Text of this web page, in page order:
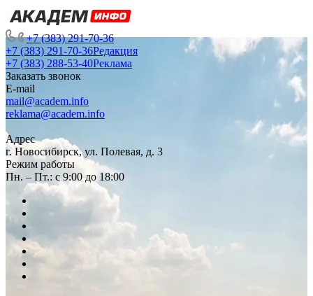
+7 (383) 291-70-36
+7 (383) 291-70-36Редакция
+7 (383) 288-53-40Реклама
Заказать звонок
E-mail
mail@academ.info
reklama@academ.info
Адрес
г. Новосибирск, ул. Полевая, д. 3
Режим работы
Пн. – Пт.: с 9:00 до 18:00